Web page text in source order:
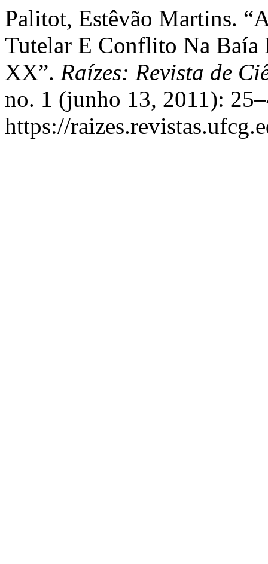
Palitot, Estêvão Martins.
Tutelar E Conflito Na Baía
XX”. Raízes: Revista de
no. 1 (junho 13, 2011):
https://